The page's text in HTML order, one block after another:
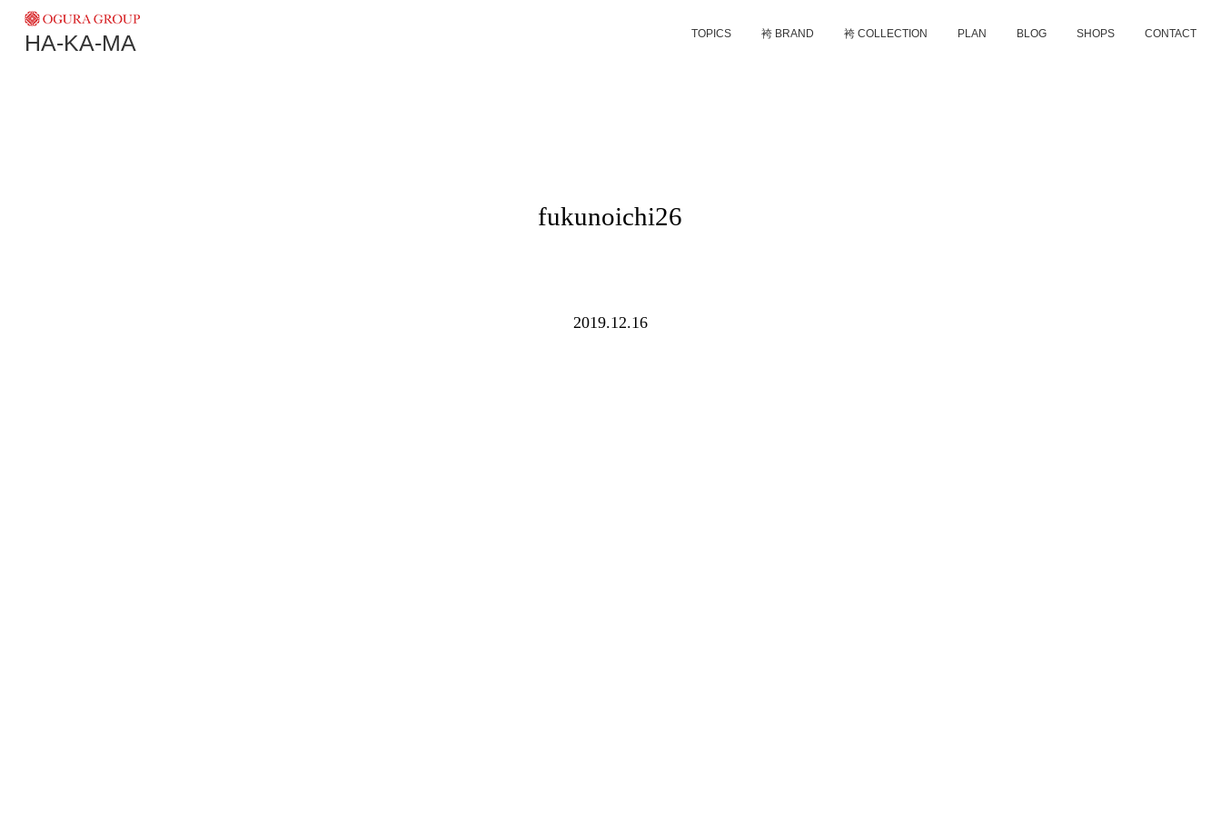
HA-KA-MA TOPICS 袴 BRAND 袴 COLLECTION PLAN BLOG SHOPS CONTACT
fukunoichi26
2019.12.16